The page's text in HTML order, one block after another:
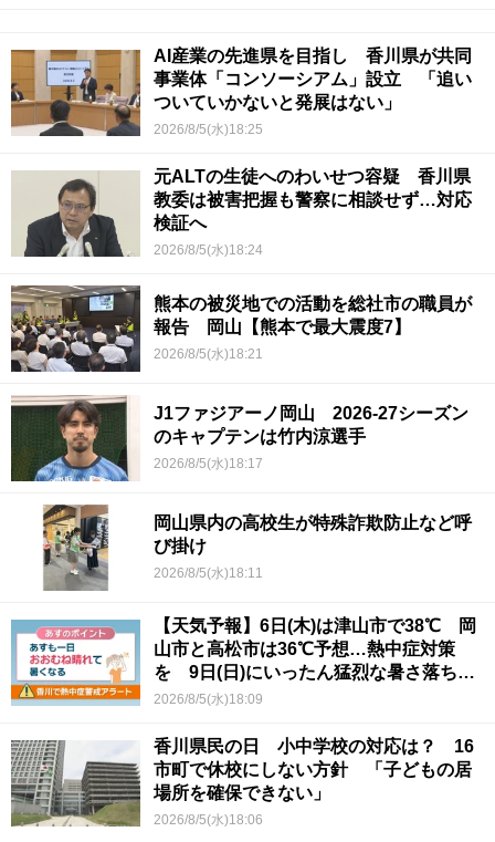
AI産業の先進県を目指し 香川県が共同
事業体「コンソーシアム」設立 「追い
ついていかないと発展はない」
2026/8/5(水)18:25
元ALTの生徒へのわいせつ容疑 香川県
教委は被害把握も警察に相談せず…対応
検証へ
2026/8/5(水)18:24
熊本の被災地での活動を総社市の職員が
報告 岡山【熊本で最大震度7】
2026/8/5(水)18:21
J1ファジアーノ岡山 2026-27シーズン
のキャプテンは竹内涼選手
2026/8/5(水)18:17
岡山県内の高校生が特殊詐欺防止など呼
び掛け
2026/8/5(水)18:11
【天気予報】6日(木)は津山市で38℃ 岡
山市と高松市は36℃予想…熱中症対策
を 9日(日)にいったん猛烈な暑さ落ち着
くか
2026/8/5(水)18:09
香川県民の日 小中学校の対応は？ 16
市町で休校にしない方針 「子どもの居
場所を確保できない」
2026/8/5(水)18:06